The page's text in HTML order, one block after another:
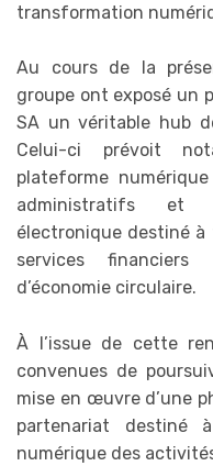
transformation
Au cours de la
groupe ont exposé un
SA un véritable hub
Celui-ci prévoit
plateforme
administratifs et
électronique destiné à
services
d’économie circulaire.
À l’issue de cette
convenues de
mise en œuvre d’une
partenariat destiné
numérique des